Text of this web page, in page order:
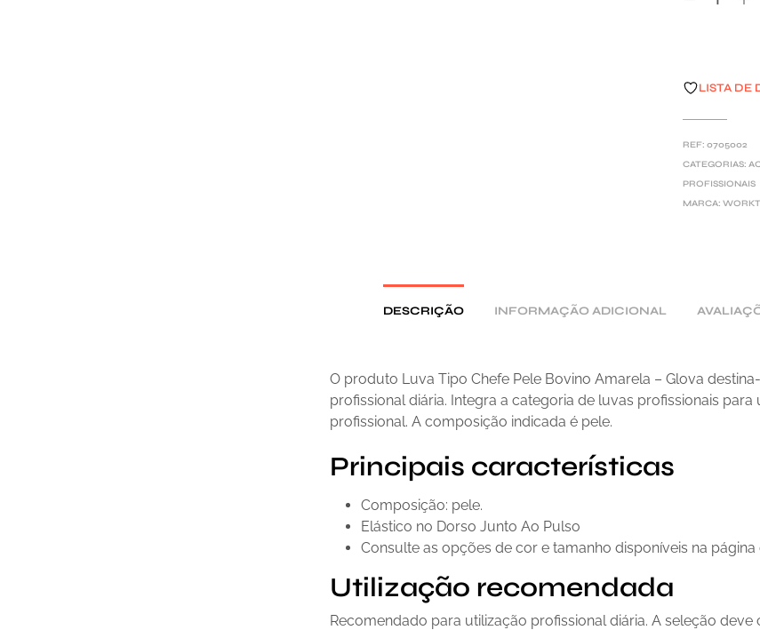
L
T
E
R
N
A
LISTA DE
REF:0705002
CATEGORIAS:
PROFISSIONAIS
MARCA:
DESCRIÇÃO INFORMAÇÃO ADICIONAL
O produto Luva Tipo Chefe Pele Bovino Amarela – Glova
profissional diária. Integra a categoria de luvas profissionais para
profissional. A composição indicada é pele.
Principais características
Composição: pele.
Elástico no Dorso Junto Ao Pulso
Consulte as opções de cor e tamanho disponíveis na
Utilização recomendada
Recomendado para utilização profissional diária. A seleção deve